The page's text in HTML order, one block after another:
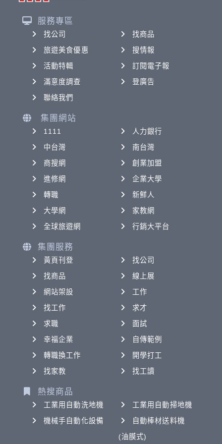
服務專區
找公司
找商品
旅遊美食優惠
搜情報
活動特輯
訂閱電子報
滿意度調查
登廣告
聯絡我們
集團網站
1111
人力銀行
中台灣
南台灣
商搜網
創業加盟
進修網
企業大學
轉職
新鮮人
大學網
家教網
全球旅遊網
行銷大平台
集團服務
黃頁刊登
找公司
找商品
線上展
網站架設
工作
找工作
求才
求職
面試
幸福企業
自傳範例
轉職換工作
開學打工
找家教
找工讀
熱搜商品
工業用自動洗地機
工業用自動掃地機
機械手自動化設備
自動棒材送料機
(油膜式)